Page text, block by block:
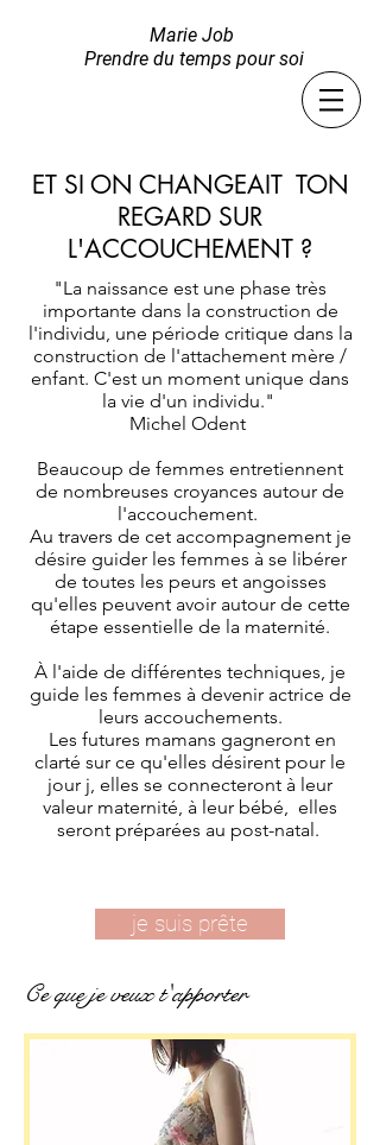
Marie Job
Prendre du temps pour soi
ET SI ON CHANGEAIT TON
REGARD SUR
L'ACCOUCHEMENT ?
"La naissance est une phase très
importante dans la construction de
l'individu, une période critique dans la
construction de l'attachement mère /
enfant. C'est un moment unique dans
la vie d'un individu."
Michel Odent
Beaucoup de femmes entretiennent
de nombreuses croyances autour de
l'accouchement.
Au travers de cet accompagnement je
désire guider les femmes à se libérer
de toutes les peurs et angoisses
qu'elles peuvent avoir autour de cette
étape essentielle de la maternité.
À l'aide de différentes techniques, je
guide les femmes à devenir actrice de
leurs accouchements.
Les futures mamans gagneront en
clarté sur ce qu'elles désirent pour le
jour j, elles se connecteront à leur
valeur maternité, à leur bébé, elles
seront préparées au post-natal.
je suis prête
Ce que je veux t'apporter